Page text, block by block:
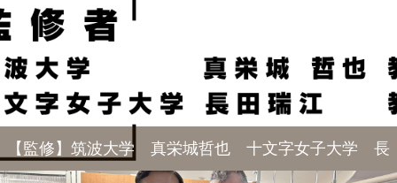
【監修】筑波大学 真栄城哲也 十文字女子大学 長